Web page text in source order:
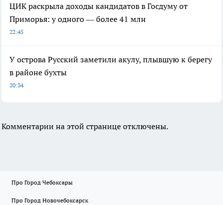
ЦИК раскрыла доходы кандидатов в Госдуму от
Приморья: у одного — более 41 млн
22:45
У острова Русский заметили акулу, плывшую к берегу
в районе бухты
20:34
Комментарии на этой странице отключены.
Про Город Чебоксары
Про Город Новочебоксарск